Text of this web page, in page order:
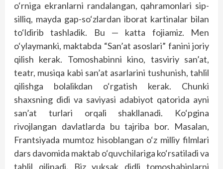
o‘rniga ekranlarni randalangan, qahramonlari sip-
silliq, mayda gap-so‘zlardan iborat kartinalar bilan
to‘ldirib tashladik. Bu — katta fojiamiz. Men
o‘ylaymanki, maktabda “San’at asoslari” fanini joriy
qilish kerak. Tomoshabinni kino, tasviriy san’at,
teatr, musiqa kabi san’at asarlarini tushunish, tahlil
qilishga bolalikdan o‘rgatish kerak. Chunki
shaxsning didi va saviyasi adabiyot qatorida ayni
san’at turlari orqali shakllanadi. Ko‘pgina
rivojlangan davlatlarda bu tajriba bor. Masalan,
Frantsiyada mumtoz hisoblangan o‘z milliy filmlari
dars davomida maktab o‘quvchilariga ko‘rsatiladi va
tahlil qilinadi. Biz yuksak didli tomoshabinlarni